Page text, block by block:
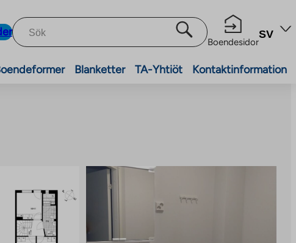
Boendesidor
SV
Blanketter TA-Yhtiöt Kontaktinformation